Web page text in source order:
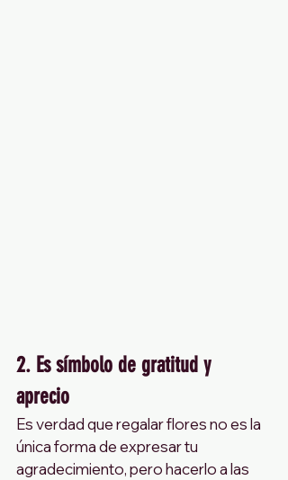
2. Es símbolo de gratitud y
aprecio
Es verdad que regalar flores no es la
única forma de expresar tu
agradecimiento, pero hacerlo a las